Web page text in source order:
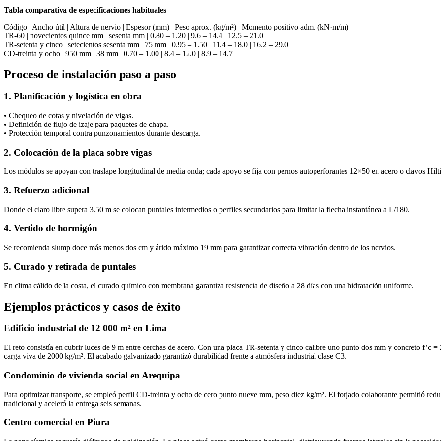
Tabla comparativa de especificaciones habituales
Código | Ancho útil | Altura de nervio | Espesor (mm) | Peso aprox. (kg/m²) | Momento positivo adm. (kN·m/m)
TR-60 | novecientos quince mm | sesenta mm | 0.80 – 1.20 | 9.6 – 14.4 | 12.5 – 21.0
TR-setenta y cinco | setecientos sesenta mm | 75 mm | 0.95 – 1.50 | 11.4 – 18.0 | 16.2 – 29.0
CD-treinta y ocho | 950 mm | 38 mm | 0.70 – 1.00 | 8.4 – 12.0 | 8.9 – 14.7
Proceso de instalación paso a paso
1. Planificación y logística en obra
• Chequeo de cotas y nivelación de vigas.
• Definición de flujo de izaje para paquetes de chapa.
• Protección temporal contra punzonamientos durante descarga.
2. Colocación de la placa sobre vigas
Los módulos se apoyan con traslape longitudinal de media onda; cada apoyo se fija con pernos autoperforantes 12×50 en acero o clavos
3. Refuerzo adicional
Donde el claro libre supera 3.50 m se colocan puntales intermedios o perfiles secundarios para limitar la flecha instantánea a L/180.
4. Vertido de hormigón
Se recomienda slump doce más menos dos cm y árido máximo 19 mm para garantizar correcta vibración dentro de los nervios.
5. Curado y retirada de puntales
En clima cálido de la costa, el curado químico con membrana garantiza resistencia de diseño a 28 días con una hidratación uniforme.
Ejemplos prácticos y casos de éxito
Edificio industrial de 12 000 m² en Lima
El reto consistía en cubrir luces de 9 m entre cerchas de acero. Con una placa TR‑setenta y cinco calibre uno punto dos mm y concreto f’c
carga viva de 2000 kg/m². El acabado galvanizado garantizó durabilidad frente a atmósfera industrial clase C3.
Condominio de vivienda social en Arequipa
Para optimizar transporte, se empleó perfil CD‑treinta y ocho de cero punto nueve mm, peso diez kg/m². El forjado colaborante permitió
tradicional y aceleró la entrega seis semanas.
Centro comercial en Piura